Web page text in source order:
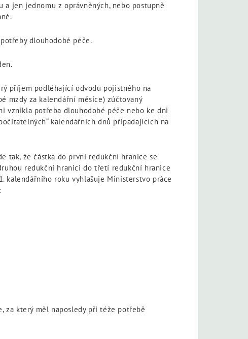
jen jednomu z oprávněných, nebo postupně
dlouhodobé péče.
příjem podléhající odvodu pojistného na
mzdy za kalendářní měsíce) zúčtovaný
vznikla potřeba dlouhodobé péče nebo ke dni
kalendářních dnů připadajících na
tak, že částka do první redukční hranice se
redukční hranici do třetí redukční hranice
kalendářního roku vyhlašuje Ministerstvo práce
za který měl naposledy při téže potřebě